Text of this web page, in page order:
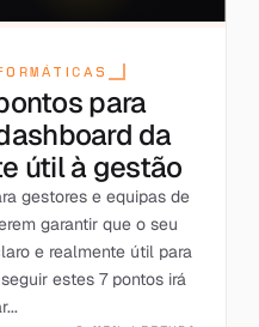
para
da
útil à gestão
gestores e equipas de
garantir que o seu
e realmente útil para
estes 7 pontos irá